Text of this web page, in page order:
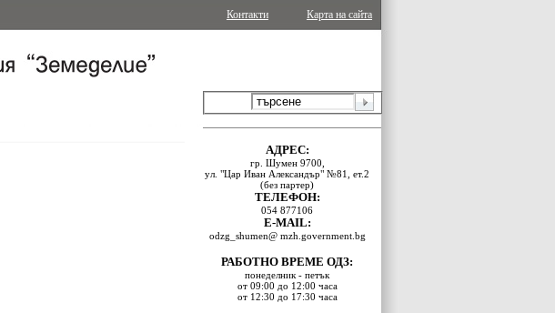
Карта на сайта
Контакти
АДРЕС:
гр. Шумен 9700,
ул. "Цар Иван Александър" №81, ет.2
(без партер)
ТЕЛЕФОН:
054 877106
E-MAIL:
odzg_shumen@ mzh.government.bg
РАБОТНО ВРЕМЕ ОДЗ:
понеделник - петък
от 09:00 до 12:00 часа
от 12:30 до 17:30 часа